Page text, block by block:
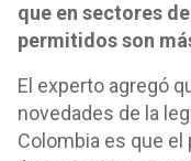
que en sectores
permitidos son
El experto agregó
novedades de la
Colombia es que